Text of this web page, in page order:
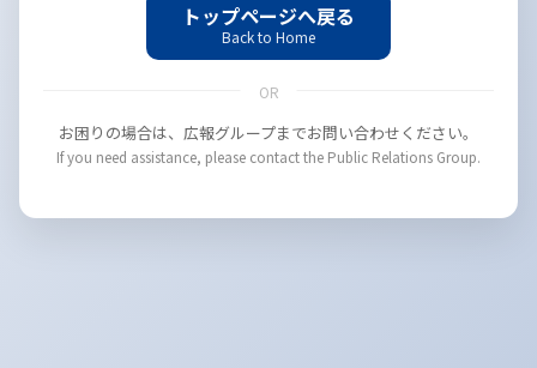
トップページへ戻る
Back to Home
OR
お困りの場合は、広報グループまでお問い合わせください。
If you need assistance, please contact the Public Relations Group.